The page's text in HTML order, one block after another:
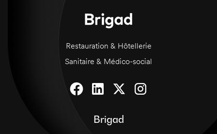
Restauration & Hôtellerie
Sanitaire & Médico-social
Brigad